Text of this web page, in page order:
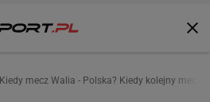
Kiedy mecz Walia - Polska? Kiedy kolejny mecz